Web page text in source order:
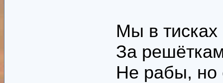
Мы в тисках
За
Не рабы, но